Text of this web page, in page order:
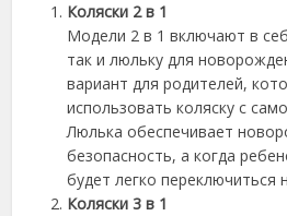
Коляски 2 в 1
Модели 2 в 1 включают в
так и люльку для
вариант для родителей,
использовать коляску с
Люлька обеспечивает
безопасность, а когда
будет легко переключиться
Коляски 3 в 1